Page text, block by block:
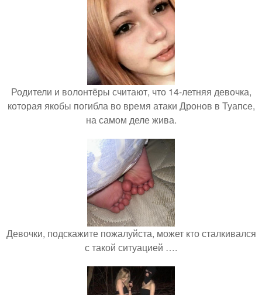
Родители и волонтёры считают, что 14-летняя девочка,
которая якобы погибла во время атаки Дронов в Туапсе,
на самом деле жива.
Девочки, подскажите пожалуйста, может кто сталкивался
с такой ситуацией ….